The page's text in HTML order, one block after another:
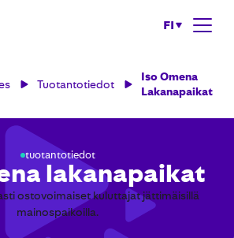
FI
Tuotantotiedot
Iso Omena
Lakanapaikat
tuotantotiedot
lakanapaikat
ostovoimaiset kuluttajat jättimäisillä
mainospaikoilla.